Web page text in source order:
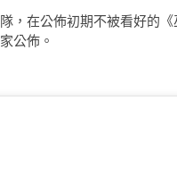
，在公佈初期不被看好的
公佈。